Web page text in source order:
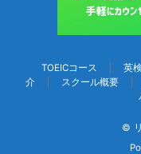
TOEICコース 英
介
スクール概要
©